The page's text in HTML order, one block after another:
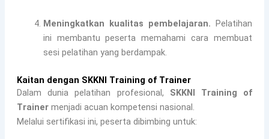
Meningkatkan kualitas pembelajaran. Pelatihan
ini membantu peserta memahami cara membuat
sesi pelatihan yang berdampak.
Kaitan dengan SKKNI Training of Trainer
Dalam dunia pelatihan profesional, SKKNI Training of
Trainermenjadi acuan kompetensi nasional.
Melalui sertifikasi ini, peserta dibimbing untuk: